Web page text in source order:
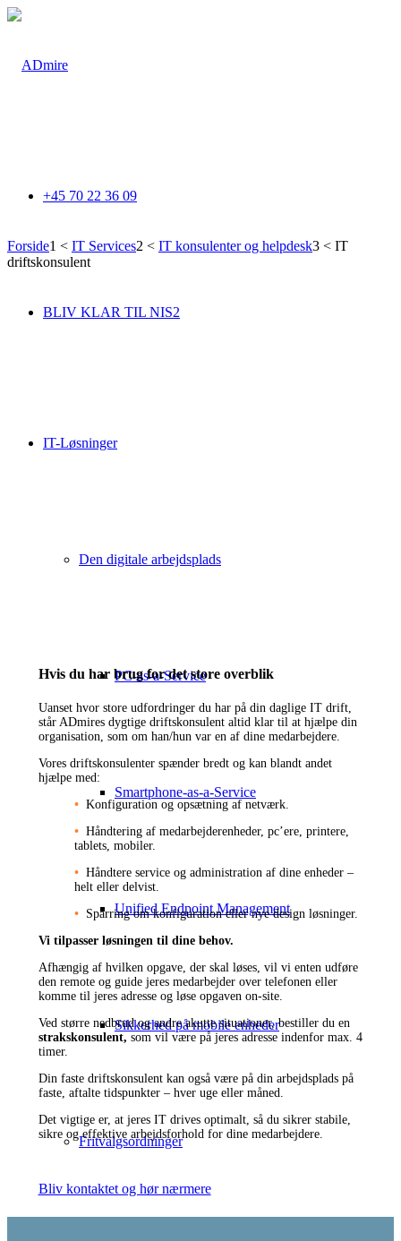
+45 70 22 36 09
BLIV KLAR TIL NIS2
IT-Løsninger
Den digitale arbejdsplads
PC-as-a-Service
Smartphone-as-a-Service
Unified Endpoint Management
Sikkerhed på mobile enheder
Fritvalgsordninger
Forside1 < IT Services2 < IT konsulenter og helpdesk3 < IT
driftskonsulent
Hvis du har brug for det store overblik
Uanset hvor store udfordringer du har på din daglige IT drift,
står ADmires dygtige driftskonsulent altid klar til at hjælpe din
organisation, som om han/hun var en af dine medarbejdere.
Vores driftskonsulenter spænder bredt og kan blandt andet
hjælpe med:
•Konfiguration og opsætning af netværk.
•Håndtering af medarbejderenheder, pc’ere, printere,
tablets, mobiler.
•Håndtere service og administration af dine enheder –
helt eller delvist.
•Sparring om konfiguration eller nye design løsninger.
Vi tilpasser løsningen til dine behov.
Afhængig af hvilken opgave, der skal løses, vil vi enten udføre
den remote og guide jeres medarbejder over telefonen eller
komme til jeres adresse og løse opgaven on-site.
Ved større nedbrud og andre akutte situationer, bestiller du en
strakskonsulent, som vil være på jeres adresse indenfor max. 4
timer.
Din faste driftskonsulent kan også være på din arbejdsplads på
faste, aftalte tidspunkter – hver uge eller måned.
Det vigtige er, at jeres IT drives optimalt, så du sikrer stabile,
sikre og effektive arbejdsforhold for dine medarbejdere.
Bliv kontaktet og hør nærmere